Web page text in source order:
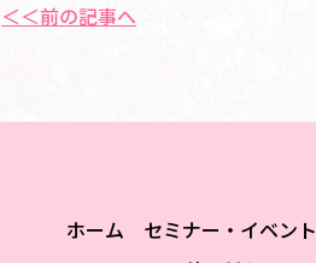
＜＜前の記事へ
ホーム
セミナー・イベント